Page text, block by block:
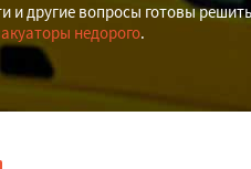
и другие вопросы готовы
недорого.